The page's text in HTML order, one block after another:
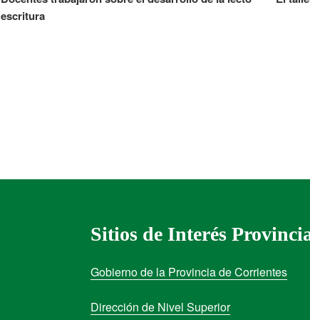
escritura
Sitios de Interés
Gobierno de la Provincia de Corrientes
Dirección de Nivel Superior